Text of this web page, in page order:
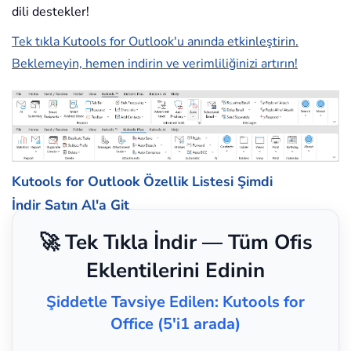
dili destekler!
Tek tıkla Kutools for Outlook'u anında etkinleştirin.
Beklemeyin, hemen indirin ve verimliliğinizi artırın!
Kutools for Outlook Özellik Listesi Şimdi
İndir Satın Al'a Git
🚀 Tek Tıkla İndir — Tüm Ofis
Eklentilerini Edinin
Şiddetle Tavsiye Edilen: Kutools for
Office (5'i1 arada)